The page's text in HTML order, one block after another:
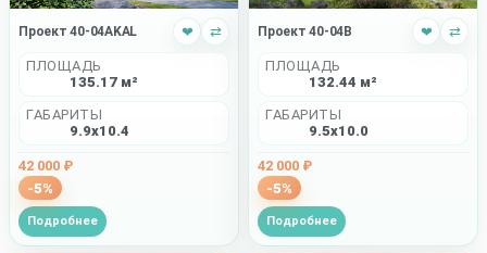
Проект 40-04AKAL ❤ ⇄
ПЛОЩАДЬ
135.17 м²
ГАБАРИТЫ
9.9x10.4
42 000 ₽
-5%
Подробнее
Проект 40-04B ❤ ⇄
ПЛОЩАДЬ
132.44 м²
ГАБАРИТЫ
9.5x10.0
42 000 ₽
-5%
Подробнее